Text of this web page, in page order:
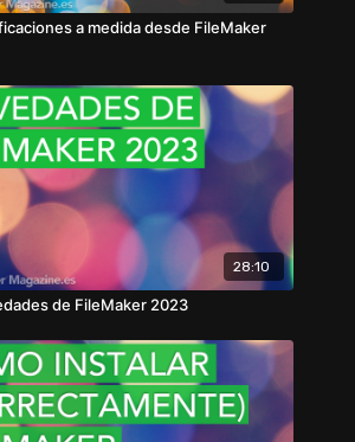
a medida desde FileMaker
28:10
de FileMaker 2023